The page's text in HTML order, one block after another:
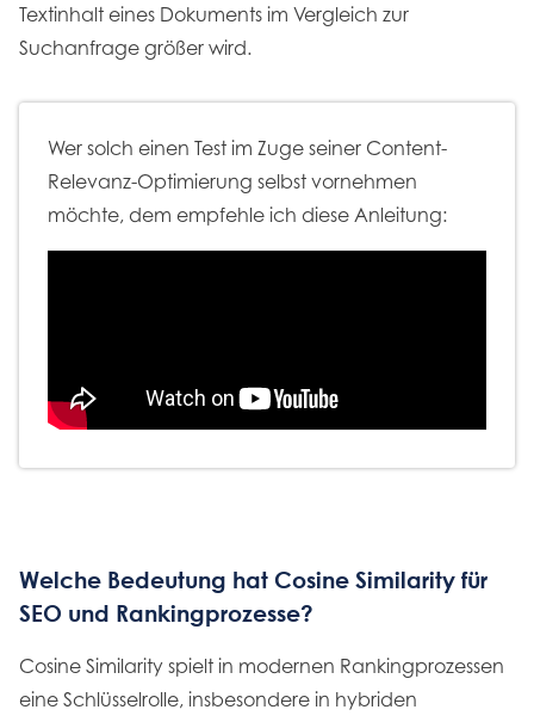
Textinhalt eines Dokuments im Vergleich zur
Suchanfrage größer wird.
Wer solch einen Test im Zuge seiner Content-
Relevanz-Optimierung selbst vornehmen
möchte, dem empfehle ich diese Anleitung:
Welche Bedeutung hat Cosine Similarity für
SEO und Rankingprozesse?
Cosine Similarity spielt in modernen Rankingprozessen
eine Schlüsselrolle, insbesondere in hybriden